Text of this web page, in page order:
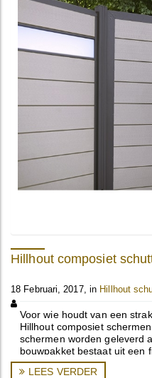
Hillhout composiet
18 Februari, 2017, in Hillhout
Voor wie houdt van een
Hillhout composiet
schermen worden geleverd
bouwpakket bestaat uit een
muurtjes kan plaatsen. ...
LEES VERDER